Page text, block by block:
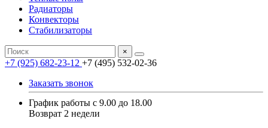
Радиаторы
Конвекторы
Стабилизаторы
×
+7 (925) 682-23-12 +7 (495) 532-02-36
Заказать звонок
График работы с 9.00 до 18.00
Возврат 2 недели